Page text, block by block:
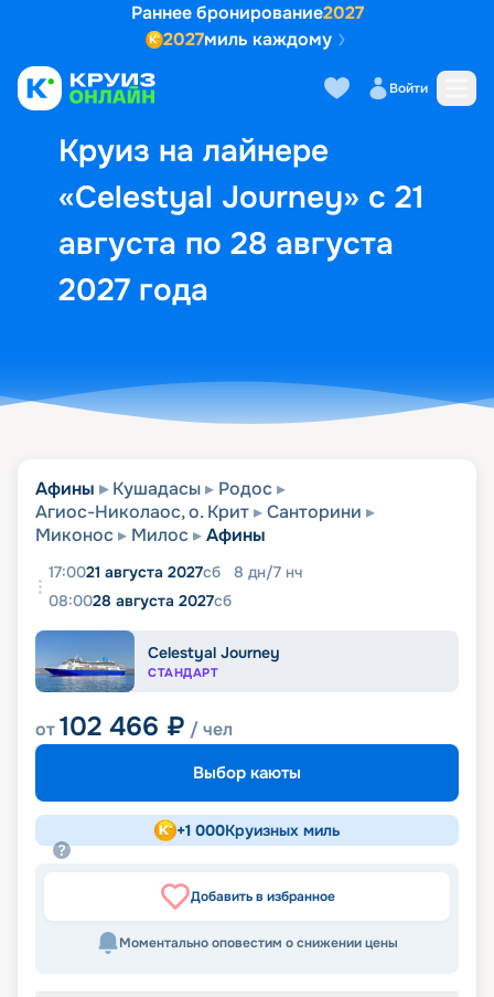
Раннее бронирование2027
2027миль каждому
Войти
Круиз на лайнере
«Celestyal Journey» с 21
августа по 28 августа
2027 года
Выбор кают Маршрут и
Афины Кушадасы
Родос
Агиос-Николаос, о. Крит
Санторини
Миконос
Милос Афины
17:0021 августа 2027сб 8 дн/7 нч
08:0028 августа 2027сб
Celestyal Journey
СТАНДАРТ
от102 466 ₽ / чел
Выбор каюты
+1 000Круизных миль
Добавить в избранное
Моментально оповестим о снижении цены